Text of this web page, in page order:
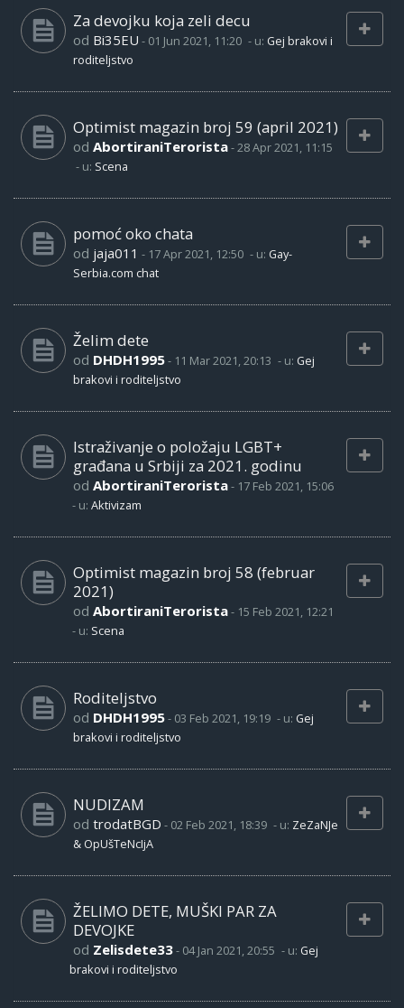
Za devojku koja zeli decu
od Bi35EU - 01 Jun 2021, 11:20 - u: Gej brakovi i
roditeljstvo
Optimist magazin broj 59 (april 2021)
od AbortiraniTerorista-28 Apr 2021, 11:15
- u: Scena
pomoć oko chata
od jaja011 - 17 Apr 2021, 12:50 - u: Gay-
Serbia.com chat
Želim dete
od DHDH1995- 11 Mar 2021, 20:13 - u: Gej
brakovi i roditeljstvo
Istraživanje o položaju LGBT+
građana u Srbiji za 2021. godinu
od AbortiraniTerorista- 17 Feb 2021, 15:06
- u: Aktivizam
Optimist magazin broj 58 (februar
2021)
od AbortiraniTerorista- 15 Feb 2021, 12:21
- u: Scena
Roditeljstvo
od DHDH1995- 03 Feb 2021, 19:19 - u: Gej
brakovi i roditeljstvo
NUDIZAM
od trodatBGD - 02 Feb 2021, 18:39 - u: ZeZaNJe
& OpUšTeNcIjA
ŽELIMO DETE, MUŠKI PAR ZA
DEVOJKE
od Zelisdete33- 04 Jan 2021, 20:55 - u: Gej
brakovi i roditeljstvo